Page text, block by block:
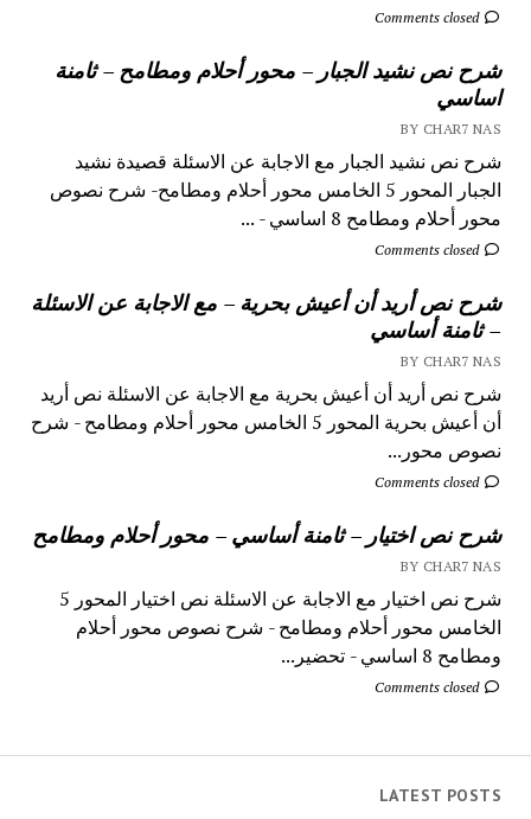
Comments closed
شرح نص نشيد الجبار – محور أحلام ومطامح – ثامنة
اساسي
BY CHAR7 NAS
شرح نص نشيد الجبار مع الاجابة عن الاسئلة قصيدة نشيد
الجبار المحور 5 الخامس محور أحلام ومطامح- شرح نصوص
محور أحلام ومطامح 8 اساسي - ...
Comments closed
شرح نص أريد أن أعيش بحرية – مع الاجابة عن الاسئلة
– ثامنة أساسي
BY CHAR7 NAS
شرح نص أريد أن أعيش بحرية مع الاجابة عن الاسئلة نص أريد
أن أعيش بحرية المحور 5 الخامس محور أحلام ومطامح - شرح
نصوص محور...
Comments closed
شرح نص اختيار – ثامنة أساسي – محور أحلام ومطامح
BY CHAR7 NAS
شرح نص اختيار مع الاجابة عن الاسئلة نص اختيار المحور 5
الخامس محور أحلام ومطامح - شرح نصوص محور أحلام
ومطامح 8 اساسي - تحضير...
Comments closed
LATEST POSTS